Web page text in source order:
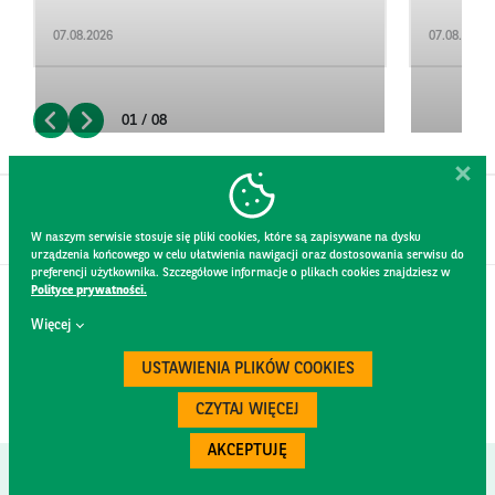
07.08.2026 07.08.2026
01 / 08
W naszym serwisie stosuje się pliki cookies, które są zapisywane na dysku
urządzenia końcowego w celu ułatwienia nawigacji oraz dostosowania serwisu do
preferencji użytkownika. Szczegółowe informacje o plikach cookies znajdziesz w
Polityce prywatności.
Więcej
USTAWIENIA PLIKÓW COOKIES
CZYTAJ WIĘCEJ
AKCEPTUJĘ
KONTAKT
REGULAMIN STRONY
POLITYKA PRYWATNOŚCI